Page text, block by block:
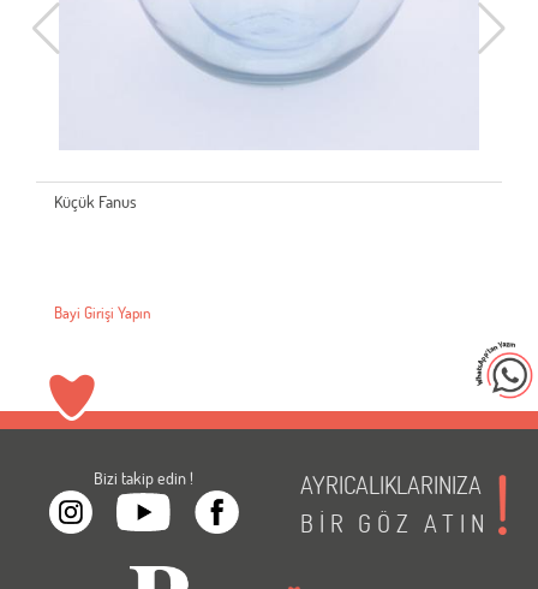
Küçük Fanus
Bayi Girişi Yapın
Bizi takip edin !
AYRICALIKLARINIZA
BİR GÖZ ATIN